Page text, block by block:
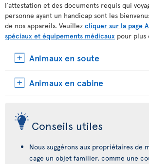
l’attestation et des documents requis qui
personne ayant un handicap sont les
de nos appareils. Veuillez cliquer sur la page
spéciaux et équipements médicaux pour plus
Animaux en soute
Animaux en cabine
Conseils utiles
Nous suggérons aux propriétaires de
cage un objet familier, comme une